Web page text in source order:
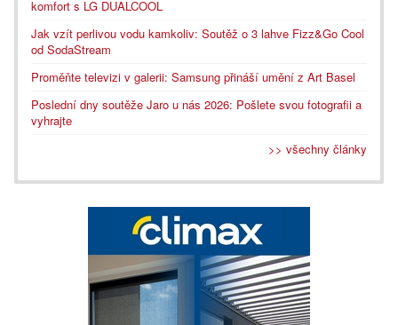
komfort s LG DUALCOOL
Jak vzít perlivou vodu kamkoliv: Soutěž o 3 lahve Fizz&Go Cool
od SodaStream
Proměňte televizi v galerii: Samsung přináší umění z Art Basel
Poslední dny soutěže Jaro u nás 2026: Pošlete svou fotografii a
vyhrajte
>> všechny články